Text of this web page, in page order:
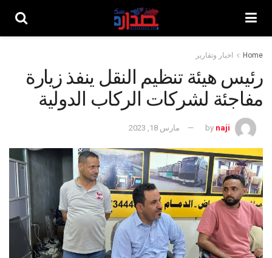
Home اخبار وتقارير
رئيس هيئة تنظيم النقل ينفذ زيارة
مفاجئة لشركات الركاب الدولية
by naji مارس 18, 2023